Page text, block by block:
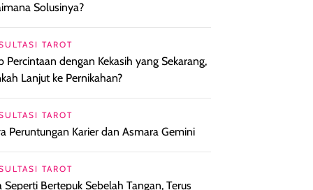
Solusinya?
TAROT
Percintaan dengan Kekasih yang Sekarang,
Lanjut ke Pernikahan?
TAROT
Peruntungan Karier dan Asmara Gemini
TAROT
Seperti Bertepuk Sebelah Tangan, Terus